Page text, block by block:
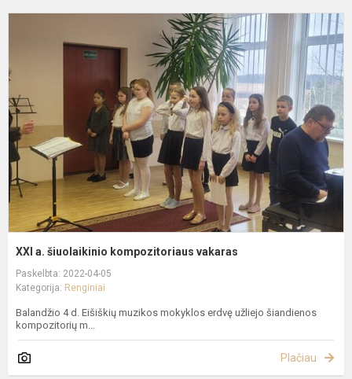
XXI a. šiuolaikinio kompozitoriaus vakaras
Paskelbta: 2022-04-05
Kategorija: Renginiai
Balandžio 4 d. Eišiškių muzikos mokyklos erdvę užliejo šiandienos
kompozitorių m...
Plačiau